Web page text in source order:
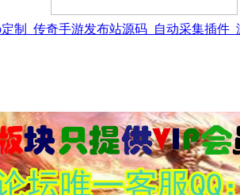
制_传奇手游发布站源码_自动采集插件